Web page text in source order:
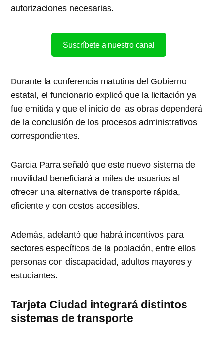
autorizaciones necesarias.
Suscríbete a nuestro canal
Durante la conferencia matutina del Gobierno
estatal, el funcionario explicó que la licitación ya
fue emitida y que el inicio de las obras dependerá
de la conclusión de los procesos administrativos
correspondientes.
García Parra señaló que este nuevo sistema de
movilidad beneficiará a miles de usuarios al
ofrecer una alternativa de transporte rápida,
eficiente y con costos accesibles.
Además, adelantó que habrá incentivos para
sectores específicos de la población, entre ellos
personas con discapacidad, adultos mayores y
estudiantes.
Tarjeta Ciudad integrará distintos
sistemas de transporte